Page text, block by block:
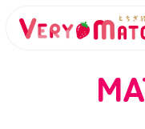
マッチング会員ログ